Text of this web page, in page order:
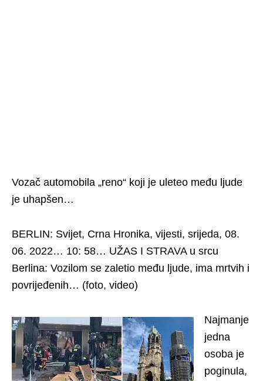
Vozač automobila „reno“ koji je uleteo među ljude
je uhapšen…
BERLIN: Svijet, Crna Hronika, vijesti, srijeda, 08.
06. 2022… 10: 58… UŽAS I STRAVA u srcu
Berlina: Vozilom se zaletio među ljude, ima mrtvih i
povrijeđenih… (foto, video)
Najmanje
jedna
osoba je
poginula,